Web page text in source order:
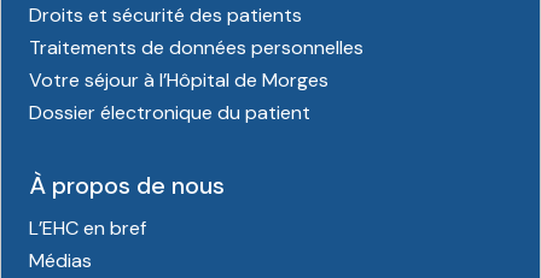
Droits et sécurité des patients
Traitements de données personnelles
Votre séjour à l’Hôpital de Morges
Dossier électronique du patient
À propos de nous
L’EHC en bref
Médias